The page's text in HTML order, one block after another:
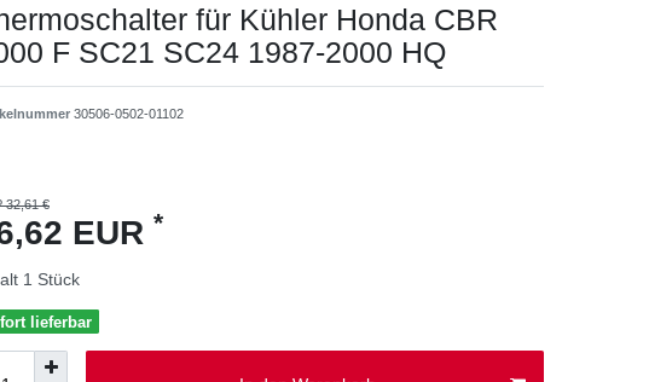
für Kühler Honda CBR
F SC21 SC24 1987-2000 HQ
30506-0502-01102
32,61 €
EUR *
1 Stück
lieferbar